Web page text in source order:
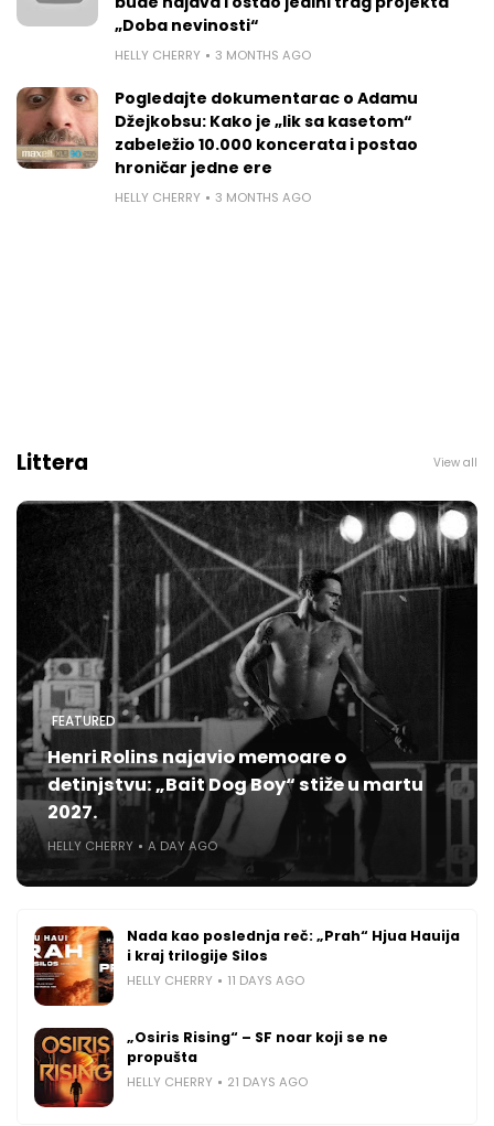
„Doba nevinosti“
HELLY CHERRY 3 MONTHS AGO
Pogledajte dokumentarac o Adamu
Džejkobsu: Kako je „lik sa kasetom“
zabeležio 10.000 koncerata i postao
hroničar jedne ere
HELLY CHERRY 3 MONTHS AGO
Littera View all
FEATURED
Henri Rolins najavio memoare o
detinjstvu: „Bait Dog Boy“ stiže u martu
2027.
HELLY CHERRY A DAY AGO
Nada kao poslednja reč: „Prah“ Hjua Hauija
i kraj trilogije Silos
HELLY CHERRY 11 DAYS AGO
„Osiris Rising“ – SF noar koji se ne
propušta
HELLY CHERRY 21 DAYS AGO